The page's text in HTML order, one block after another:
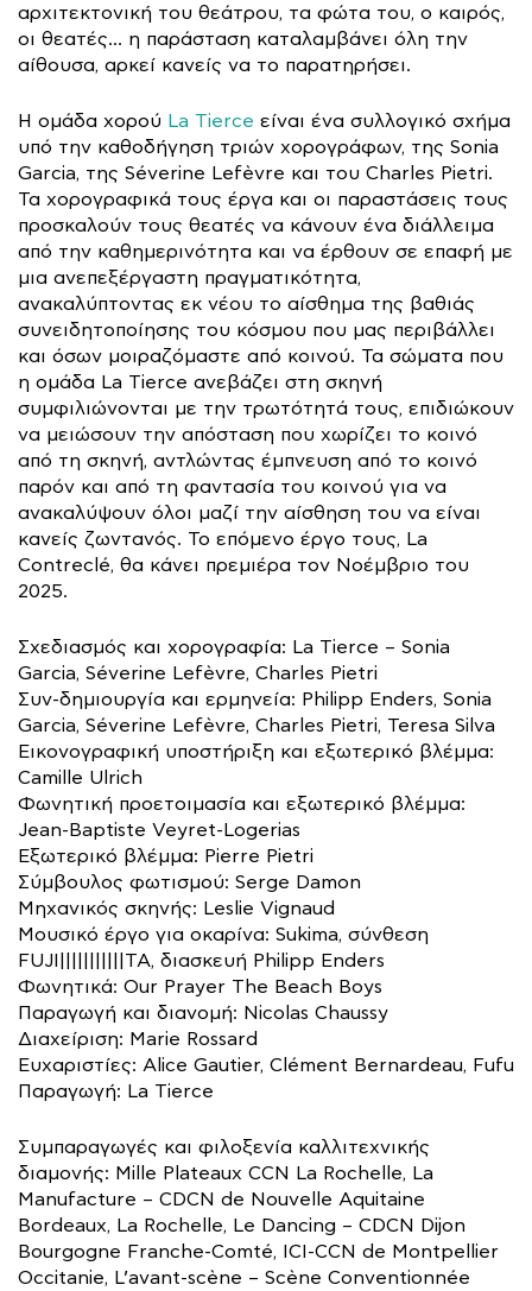
αρχιτεκτονική του θεάτρου, τα φώτα του, ο καιρός,
οι θεατές… η παράσταση καταλαμβάνει όλη την
αίθουσα, αρκεί κανείς να το παρατηρήσει.
Η ομάδα χορού La Tierce είναι ένα συλλογικό σχήμα
υπό την καθοδήγηση τριών χορογράφων, της Sonia
Garcia, της Séverine Lefèvre και του Charles Pietri.
Τα χορογραφικά τους έργα και οι παραστάσεις τους
προσκαλούν τους θεατές να κάνουν ένα διάλλειμα
από την καθημερινότητα και να έρθουν σε επαφή με
μια ανεπεξέργαστη πραγματικότητα,
ανακαλύπτοντας εκ νέου το αίσθημα της βαθιάς
συνειδητοποίησης του κόσμου που μας περιβάλλει
και όσων μοιραζόμαστε από κοινού. Τα σώματα που
η ομάδα La Tierce ανεβάζει στη σκηνή
συμφιλιώνονται με την τρωτότητά τους, επιδιώκουν
να μειώσουν την απόσταση που χωρίζει το κοινό
από τη σκηνή, αντλώντας έμπνευση από το κοινό
παρόν και από τη φαντασία του κοινού για να
ανακαλύψουν όλοι μαζί την αίσθηση του να είναι
κανείς ζωντανός. Το επόμενο έργο τους, La
Contreclé, θα κάνει πρεμιέρα τον Νοέμβριο του
2025.
Σχεδιασμός και χορογραφία: La Tierce – Sonia
Garcia, Séverine Lefèvre, Charles Pietri
Συν-δημιουργία και ερμηνεία: Philipp Enders, Sonia
Garcia, Séverine Lefèvre, Charles Pietri, Teresa Silva
Εικονογραφική υποστήριξη και εξωτερικό βλέμμα:
Camille Ulrich
Φωνητική προετοιμασία και εξωτερικό βλέμμα:
Jean-Baptiste Veyret-Logerias
Εξωτερικό βλέμμα: Pierre Pietri
Σύμβουλος φωτισμού: Serge Damon
Μηχανικός σκηνής: Leslie Vignaud
Μουσικό έργο για οκαρίνα: Sukima, σύνθεση
FUJI|||||||||||TA, διασκευή Philipp Enders
Φωνητικά: Our Prayer The Beach Boys
Παραγωγή και διανομή: Nicolas Chaussy
Διαχείριση: Marie Rossard
Ευχαριστίες: Alice Gautier, Clément Bernardeau, Fufu
Παραγωγή: La Tierce
Συμπαραγωγές και φιλοξενία καλλιτεχνικής
διαμονής: Mille Plateaux CCN La Rochelle, La
Manufacture – CDCN de Nouvelle Aquitaine
Bordeaux, La Rochelle, Le Dancing – CDCN Dijon
Bourgogne Franche-Comté, ICI-CCN de Montpellier
Occitanie, L’avant-scène – Scène Conventionnée